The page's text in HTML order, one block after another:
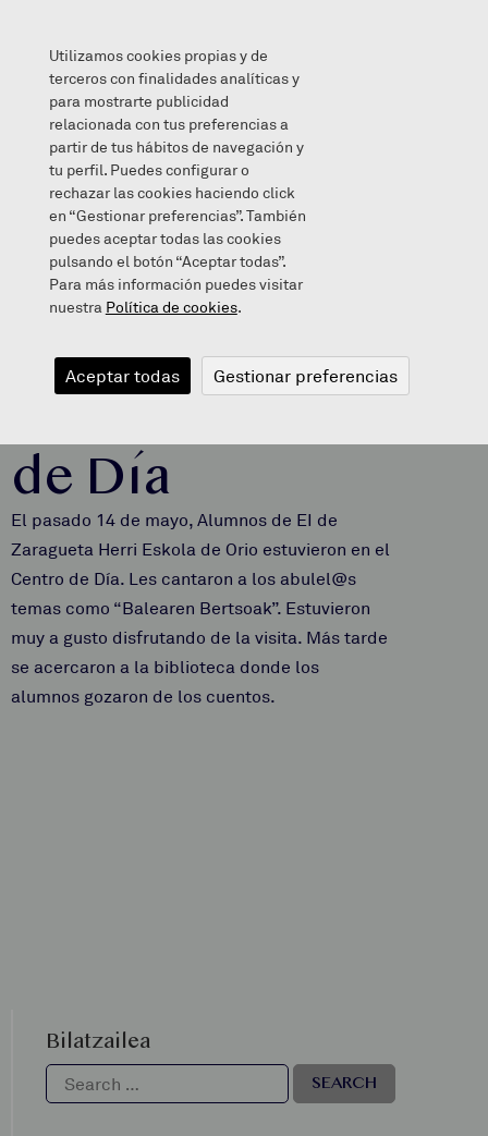
Alumnos de EI en el Centro de Día
2018/05/16
Alumnos de EI
en el Centro
de Día
El pasado 14 de mayo, Alumnos de EI de
Zaragueta Herri Eskola de Orio estuvieron en el
Centro de Día. Les cantaron a los abulel@s
temas como “Balearen Bertsoak”. Estuvieron
muy a gusto disfrutando de la visita. Más tarde
se acercaron a la biblioteca donde los
alumnos gozaron de los cuentos.
Bilatzailea
Utilizamos cookies propias y de
terceros con finalidades analíticas y
para mostrarte publicidad
relacionada con tus preferencias a
partir de tus hábitos de navegación y
tu perfil. Puedes configurar o
rechazar las cookies haciendo click
en “Gestionar preferencias”. También
puedes aceptar todas las cookies
pulsando el botón “Aceptar todas”.
Para más información puedes visitar
nuestra Política de cookies.
Aceptar todas Gestionar preferencias